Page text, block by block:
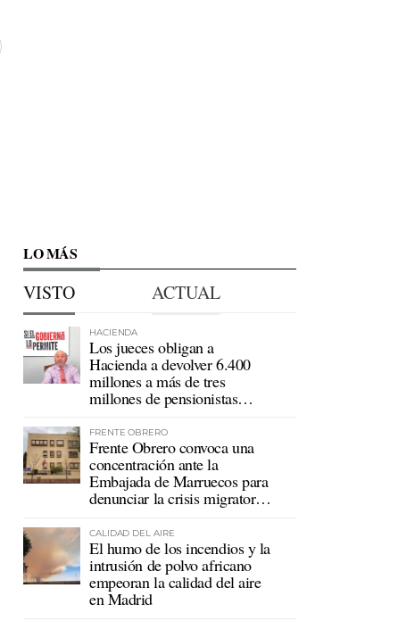
LO MÁS
VISTO ACTUAL
HACIENDA
Los jueces obligan a
Hacienda a devolver 6.400
millones a más de tres
millones de pensionistas
FRENTE OBRERO
Frente Obrero convoca una
concentración ante la
Embajada de Marruecos para
denunciar la crisis migratoria
CALIDAD DEL AIRE
El humo de los incendios y la
intrusión de polvo africano
empeoran la calidad del aire
en Madrid